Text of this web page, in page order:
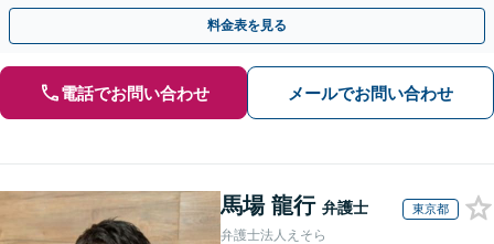
語・韓国語・ベトナム語・タイ語対応可
料金表を見る
電話でお問い合わせ メールでお問い合わせ
馬場 龍行 弁護士 東京都
弁護士法人えそら